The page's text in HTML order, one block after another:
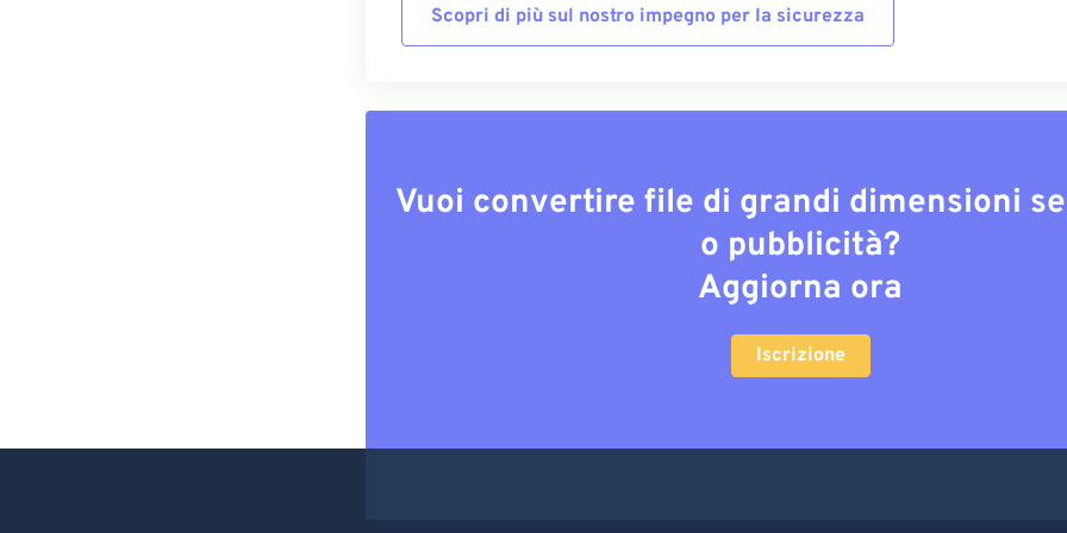
Scopri di più sul nostro impegno per la sicurezza
Vuoi convertire file di grandi dimensioni
o pubblicità?
Aggiorna ora
Iscrizione